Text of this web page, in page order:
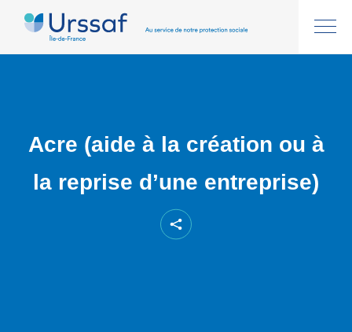
Acre (aide à la création ou à
la reprise d’une entreprise)